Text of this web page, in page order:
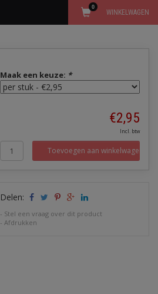
WINKELWAGEN
0
Maak een keuze: *
€2,95
Incl. btw
Toevoegen aan winkelwagen
Delen:
- Stel een vraag over dit product
-Afdrukken